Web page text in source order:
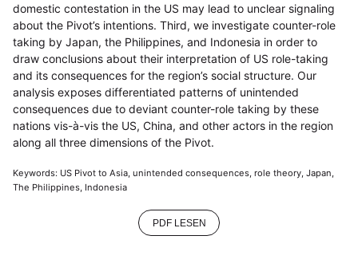
domestic contestation in the US may lead to unclear signaling
about the Pivot’s intentions. Third, we investigate counter-role
taking by Japan, the Philippines, and Indonesia in order to
draw conclusions about their interpretation of US role-taking
and its consequences for the region’s social structure. Our
analysis exposes differentiated patterns of unintended
consequences due to deviant counter-role taking by these
nations vis-à-vis the US, China, and other actors in the region
along all three dimensions of the Pivot.
Keywords: US Pivot to Asia, unintended consequences, role theory, Japan,
The Philippines, Indonesia
PDF LESEN